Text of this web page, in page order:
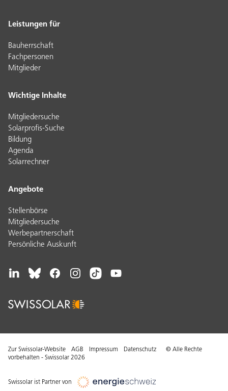
Leistungen für
Bauherrschaft
Fachpersonen
Mitglieder
Wichtige Inhalte
Mitgliedersuche
Solarprofis-Suche
Bildung
Agenda
Solarrechner
Angebote
Stellenbörse
Mitgliedersuche
Werbepartnerschaft
Persönliche Auskunft
Zur Swissolar-Website AGB Impressum Datenschutz
© Alle Rechte
vorbehalten - Swissolar 2026
Swissolar ist Partner von